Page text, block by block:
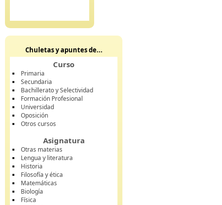
Chuletas y apuntes de...
Curso
Primaria
Secundaria
Bachillerato y Selectividad
Formación Profesional
Universidad
Oposición
Otros cursos
Asignatura
Otras materias
Lengua y literatura
Historia
Filosofía y ética
Matemáticas
Biología
Física